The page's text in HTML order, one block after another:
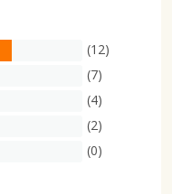
(12)
(7)
(4)
(2)
(0)